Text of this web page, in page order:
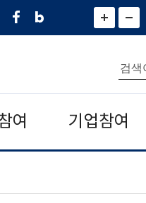
페
네
그
)
화
면
면
소
통
합
검
색
여 기업참여